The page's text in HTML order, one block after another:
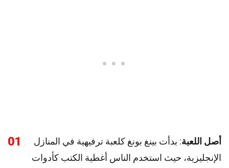
01 أصل اللعبة: بدأت بينغ بونغ كلعبة ترفيهية في المنازل
الإنجليزية، حيث استخدم الناس أغطية الكتب كأدوات